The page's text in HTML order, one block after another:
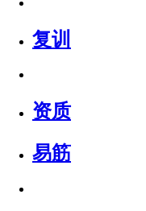
复训
资质
易筋